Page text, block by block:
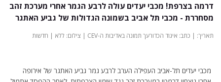
דרמה בצרפת! מכבי יעדים עולה לרבע הגמר אחרי מערכת זהב
מסחררת - מכבי תל אביב בשמונה הגדולות של גביע האתגר
תאריך: | כתב: איגוד הכדורעך תמונה באדיבות ה-CEV | צילום: ללא | חדשות
מכבי יעדים תל-אביב העפילה הערב לרבע גמר גביע האתגר של אירופה